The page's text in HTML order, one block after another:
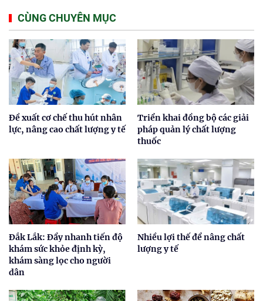
CÙNG CHUYÊN MỤC
Đề xuất cơ chế thu hút nhân
lực, nâng cao chất lượng y tế
Triển khai đồng bộ các giải
pháp quản lý chất lượng
thuốc
Đắk Lắk: Đẩy nhanh tiến độ
khám sức khỏe định kỳ,
khám sàng lọc cho người
dân
Nhiều lợi thế để nâng chất
lượng y tế